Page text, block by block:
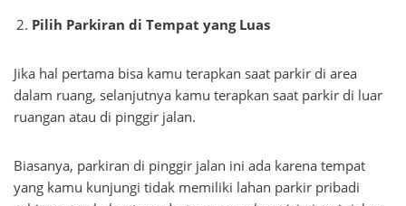
Pilih Parkiran di Tempat yang Luas
Jika hal pertama bisa kamu terapkan saat parkir di area
dalam ruang, selanjutnya kamu terapkan saat parkir di luar
ruangan atau di pinggir jalan.
Biasanya, parkiran di pinggir jalan ini ada karena tempat
yang kamu kunjungi tidak memiliki lahan parkir pribadi